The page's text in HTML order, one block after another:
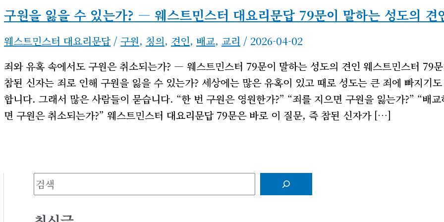
구원을 잃을 수 있는가? ― 웨스트민스터 대요리문답 79문이 말하는 성도의 견
웨스트민스터 대요리문답 / 구원, 칭의, 견인, 배교, 교리 / 2026-04-02
죄와 유혹 속에서도 구원은 취소되는가? ― 웨스트민스터 79문이 말하는 성도의 견인 웨스트민스터 79
참된 신자는 죄로 인해 구원을 잃을 수 있는가? 세상에는 많은 유혹이 있고 때로 성도는 큰 죄에 빠지기도
합니다. 그래서 많은 사람들이 묻습니다. “한 번 구원은 영원한가?” “죄를 지으면 구원을 잃는가?” “배교
면 구원은 취소되는가?” 웨스트민스터 대요리문답 79문은 바로 이 질문, 즉 참된 신자가 […]
검색